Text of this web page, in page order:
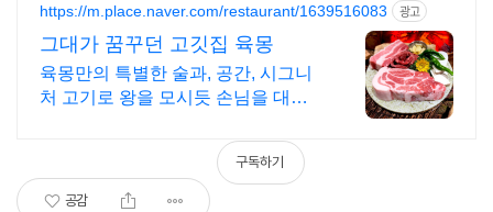
https://m.place.naver.com/restaurant/1639516083 광고
그대가 꿈꾸던 고깃집 육몽
육몽만의 특별한 술과, 공간, 시그니
처 고기로 왕을 모시듯 손님을 대접
공감
구독하기